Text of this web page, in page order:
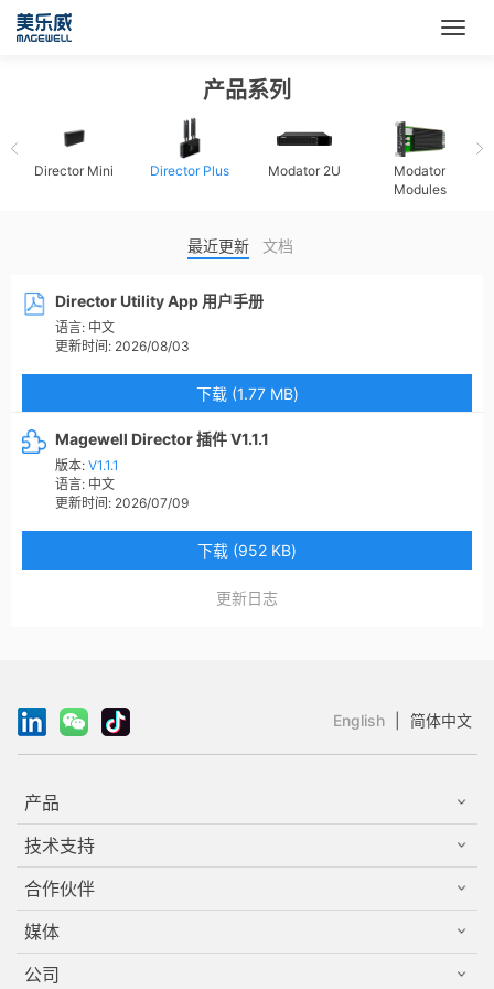
产品系列
Director Mini Director Plus Modator 2U
Modator
Modules
最近更新 文档
Director Utility App 用户手册
语言: 中文
更新时间: 2026/08/03
下载 (1.77 MB)
Magewell Director 插件 V1.1.1
版本: V1.1.1
语言: 中文
更新时间: 2026/07/09
下载 (952 KB)
更新日志
English 简体中文
产品
技术支持
合作伙伴
媒体
公司